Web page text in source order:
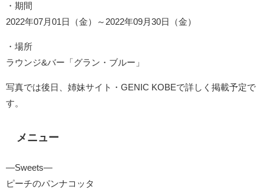
・期間
2022年07月01日（金）～2022年09月30日（金）
・場所
ラウンジ&バー「グラン・ブルー」
写真では後日、姉妹サイト・GENIC KOBEで詳しく掲載予定で
す。
メニュー
―Sweets―
ピーチのパンナコッタ